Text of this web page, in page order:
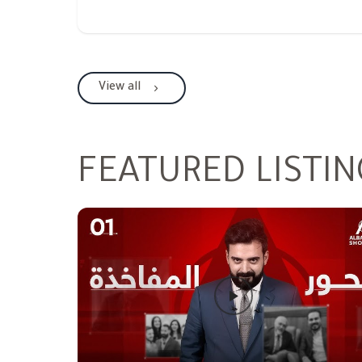
View all
FEATURED